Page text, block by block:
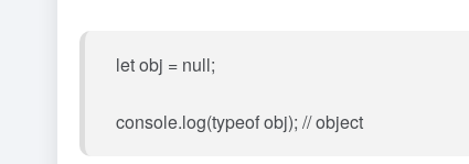
let obj = null;
console.log(typeof obj); // object